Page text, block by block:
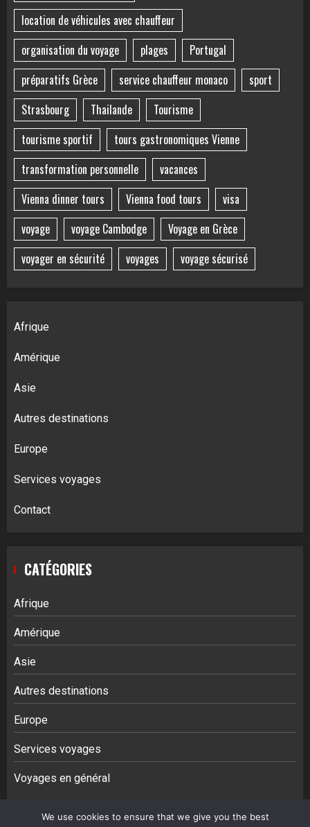
location de véhicules avec chauffeur
organisation du voyage
plages
Portugal
préparatifs Grèce
service chauffeur monaco
sport
Strasbourg
Thailande
Tourisme
tourisme sportif
tours gastronomiques Vienne
transformation personnelle
vacances
Vienna dinner tours
Vienna food tours
visa
voyage
voyage Cambodge
Voyage en Grèce
voyager en sécurité
voyages voyage sécurisé
Afrique
Amérique
Asie
Autres destinations
Europe
Services voyages
Contact
CATÉGORIES
Afrique
Amérique
Asie
Autres destinations
Europe
Services voyages
Voyages en général
We use cookies to ensure that we give you the best